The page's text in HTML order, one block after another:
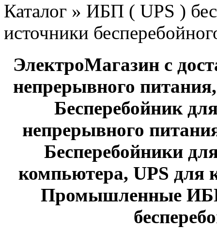
Каталог » ИБП ( UPS )
источники
ЭлектроМагазин с
непрерывного
Бесперебойник
непрерывного
Бесперебойники
компьютера, UPS
Промышленные